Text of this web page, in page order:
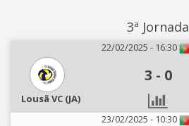
3ª Jornada
22/02/2025 - 16:30
3 - 0
Lousã VC (JA)
23/02/2025 - 10:30